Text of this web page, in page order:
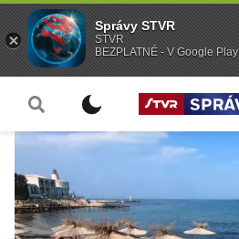
Správy STVR
STVR
BEZPLATNÉ - V Google Play